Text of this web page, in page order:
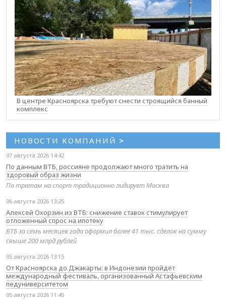
В центре Красноярска требуют снести строящийся банный
комплекс
НОВОСТИ КОМПАНИЙ >
07 августа 2026 14:42
По данным ВТБ, россияне продолжают много тратить на
здоровый образ жизни
По тратам на спорт традиционно лидирует Москва
06 августа 2026 13:25
Алексей Охорзин из ВТБ: снижение ставок стимулирует
отложенный спрос на ипотеку
ВТБ за семь месяцев года оформил более 41 тыс. сделок на сумму
свыше 200 млрд рублей
05 августа 2026 13:15
От Красноярска до Джакарты: в Индонезии пройдёт
международный фестиваль, организованный Астафьевским
педуниверситетом
05 августа 2026 11:45